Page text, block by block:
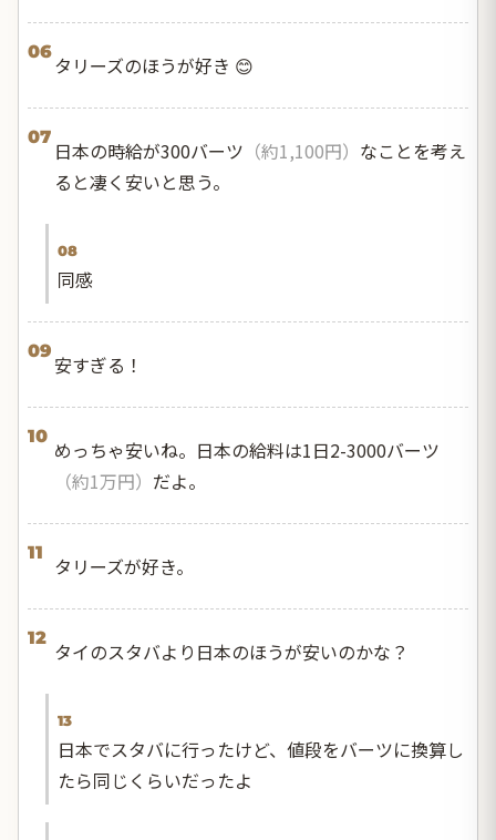
06
タリーズのほうが好き 😊
07
日本の時給が300バーツ （約1,100円） なことを考え
ると凄く安いと思う。
08
同感
09
安すぎる！
10
めっちゃ安いね。日本の給料は1日2-3000バーツ
（約1万円） だよ。
11
タリーズが好き。
12
タイのスタバより日本のほうが安いのかな？
13
日本でスタバに行ったけど、値段をバーツに換算し
たら同じくらいだったよ